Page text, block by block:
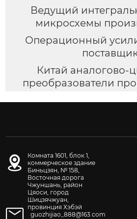
Ведущий
микросхемы
Операционный
Китай аналогово-
преобразователи
Комната 1601, блок 1,
коммерческое здание
Биньцзян, № 158,
Восточная дорога
Чжуншань, район
Цяоси, город
Шицзячжуан,
провинция Хэбэй
guozhijiao_888@163.com